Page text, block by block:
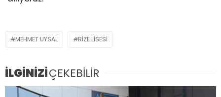
MEHMET UYSAL RIZE LISESI
İLGİNİZİÇEKEBİLİR